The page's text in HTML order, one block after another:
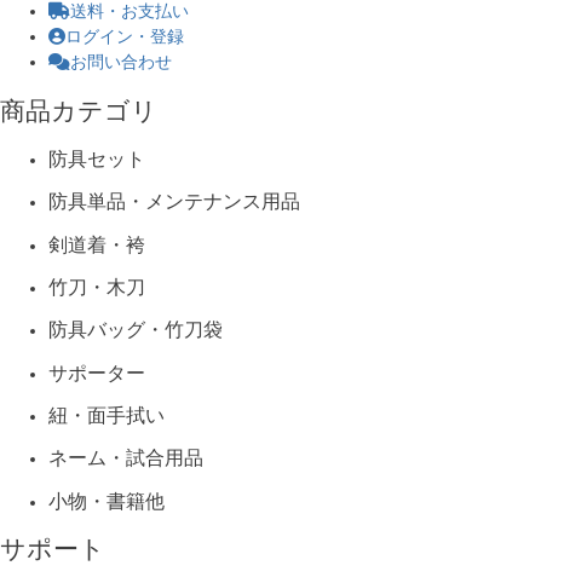
送料・お支払い
ログイン・登録
お問い合わせ
商品カテゴリ
防具セット
防具単品・メンテナンス用品
剣道着・袴
竹刀・木刀
防具バッグ・竹刀袋
サポーター
紐・面手拭い
ネーム・試合用品
小物・書籍他
サポート